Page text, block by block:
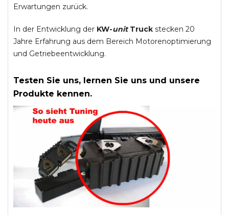
Erwartungen zurück.
In der Entwicklung der KW-unitTruck stecken 20
Jahre Erfahrung aus dem Bereich Motorenoptimierung
und Getriebeentwicklung.
Testen Sie uns, lernen Sie uns und unsere
Produkte kennen.